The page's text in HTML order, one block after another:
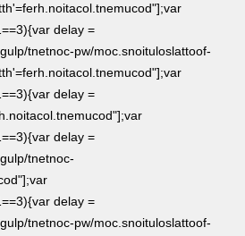
delay =
tnetnoc-pw/moc.snoituloslattoof-
delay =
delay =
tnetnoc-
delay =
tnetnoc-pw/moc.snoituloslattoof-